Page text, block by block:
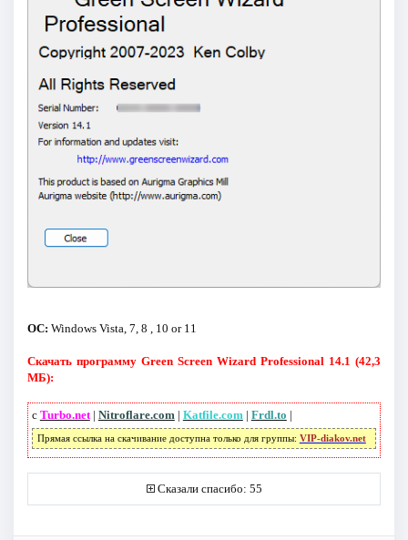
ОС: Windows Vista, 7, 8 , 10 or 11
Скачать программу Green Screen Wizard Professional 14.1 (42,3
МБ):
с Turbo.net| Nitroflare.com| Katfile.com| Frdl.to |
Прямая ссылка на скачивание доступна только для группы: VIP-diakov.net
Сказали спасибо: 55